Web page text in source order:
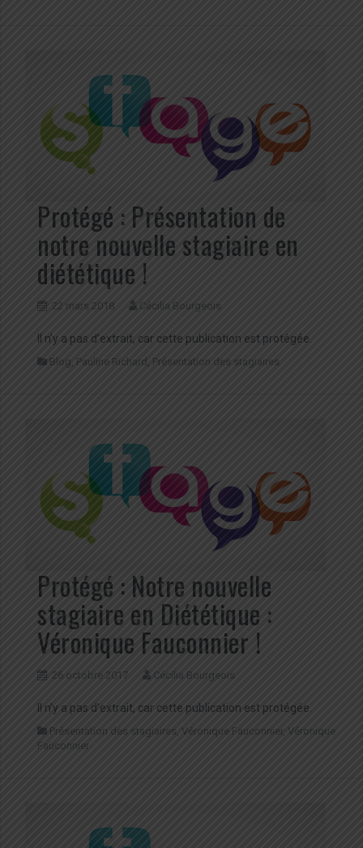
Protégé : Présentation de
notre nouvelle stagiaire en
diététique !
22 mars 2018 Cécilia Bourgeois
Il n’y a pas d’extrait, car cette publication est protégée.
Blog Pauline Richard , Présentation des stagiaires
Protégé : Notre nouvelle
stagiaire en Diététique :
Véronique Fauconnier !
26 octobre 2017 Cécilia Bourgeois
Il n’y a pas d’extrait, car cette publication est protégée.
Présentation des stagiaires Véronique Fauconnier
Véronique
Fauconnier